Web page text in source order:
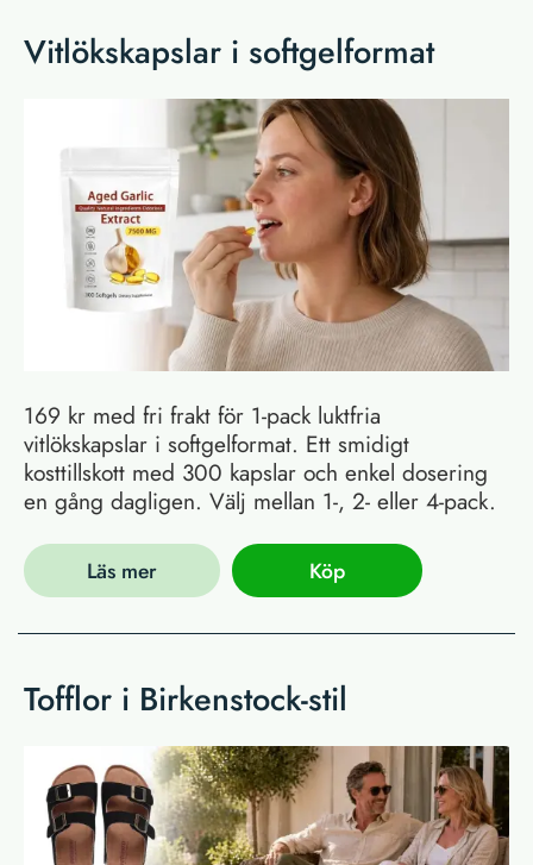
Vitlökskapslar i softgelformat
169 kr med fri frakt för 1-pack luktfria
vitlökskapslar i softgelformat. Ett smidigt
kosttillskott med 300 kapslar och enkel dosering
en gång dagligen. Välj mellan 1-, 2- eller 4-pack.
Läs mer Köp
Tofflor i Birkenstock-stil